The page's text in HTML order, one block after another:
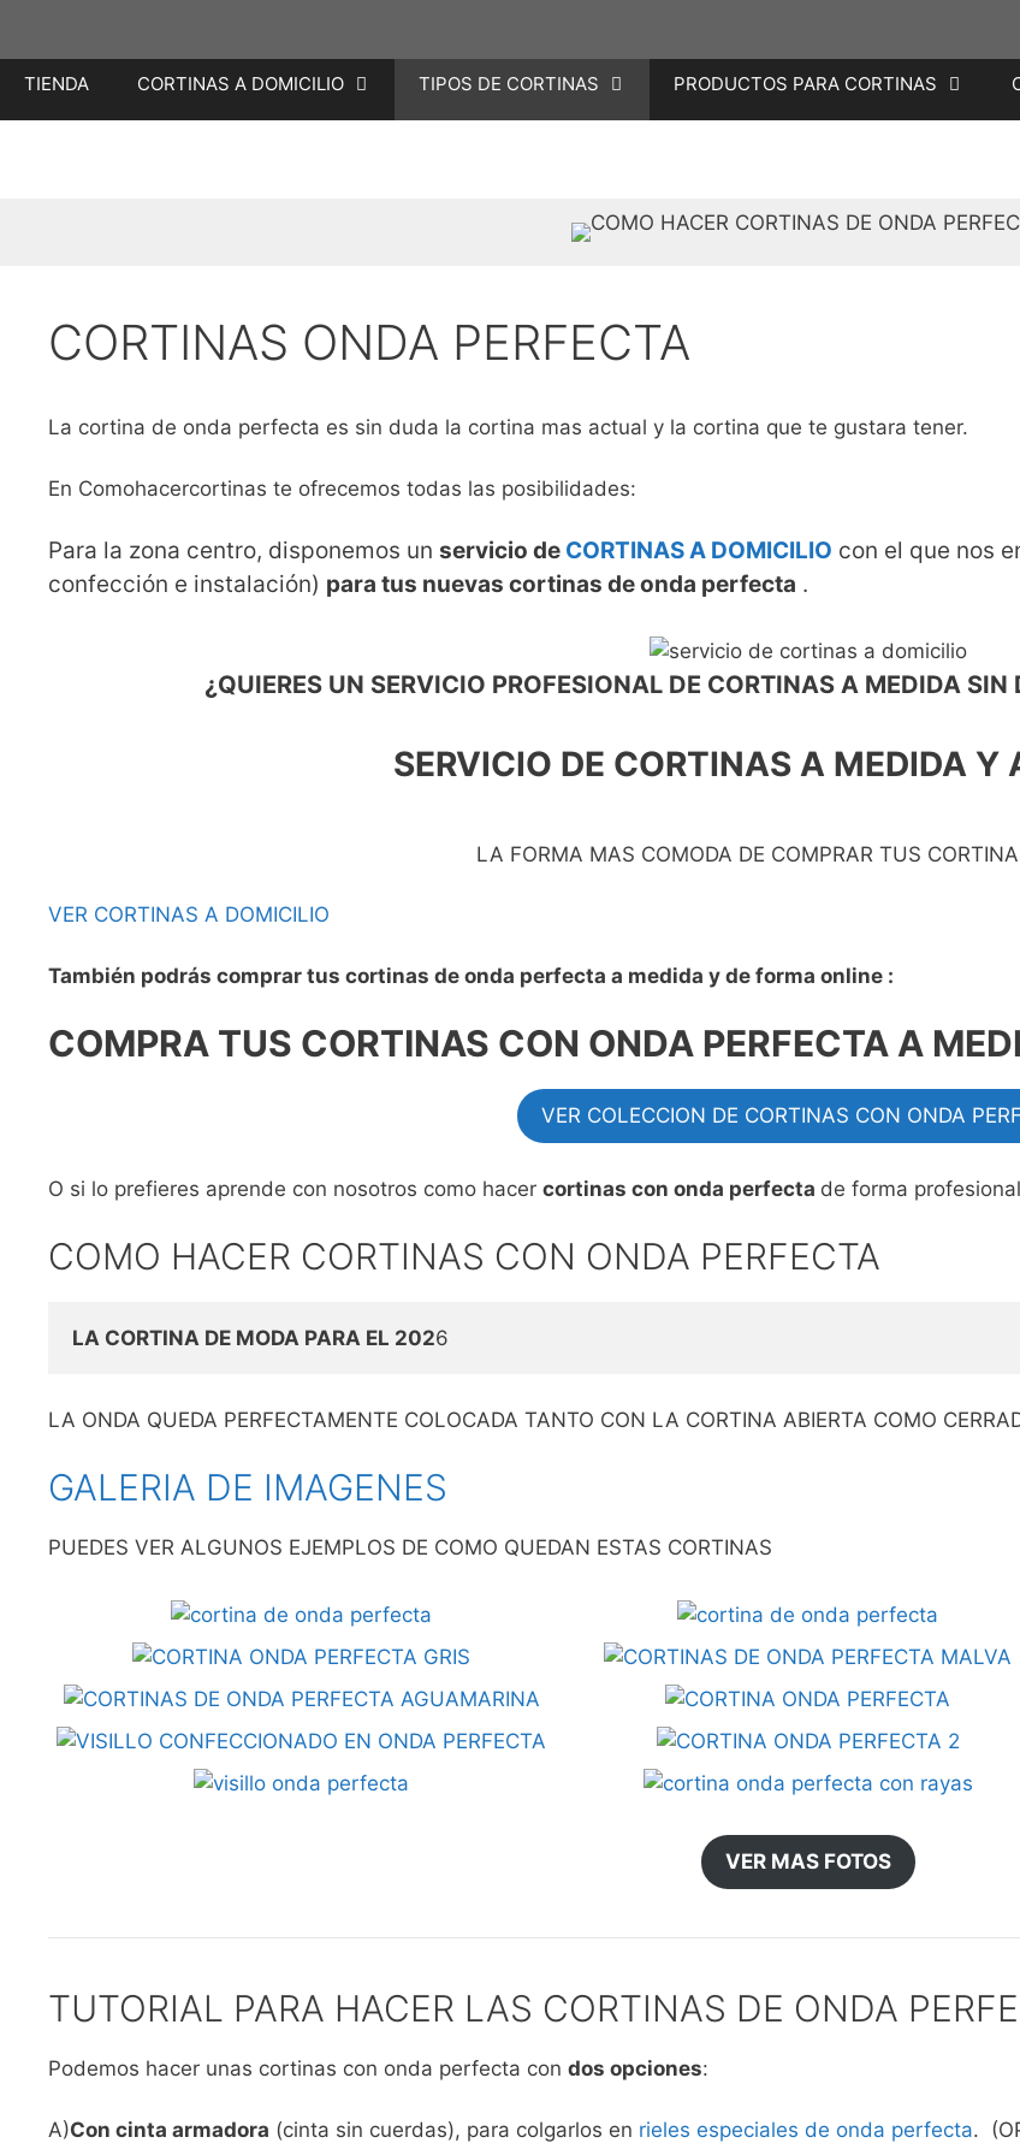
Saltar
contenido
TIENDA CORTINAS A DOMICILIO TIPOS DE CORTINAS PRODUCTOS PARA CORTINAS
CORTINAS ONDA PERFECTA
La cortina de onda perfecta es sin duda la cortina mas actual y la cortina que te gustara tener.
En Comohacercortinas te ofrecemos todas las posibilidades:
Para la zona centro, disponemos un servicio de CORTINAS A DOMICILIO con el que nos
confección e instalación) para tus nuevas cortinas de onda perfecta .
¿QUIERES UN SERVICIO PROFESIONAL DE CORTINAS A MEDIDA
SERVICIO DE CORTINAS A MEDIDA Y
LA FORMA MAS COMODA DE COMPRAR TUS
VER CORTINAS A DOMICILIO
También podrás comprar tus cortinas de onda perfecta a medida y de forma online :
COMPRA TUS CORTINAS CON ONDA PERFECTA A
VER COLECCION DE CORTINAS CON ONDA
O si lo prefieres aprende con nosotros como hacer cortinas con onda perfecta de forma
COMO HACER CORTINAS CON ONDA PERFECTA
LA CORTINA DE MODA PARA EL 2026
LA ONDA QUEDA PERFECTAMENTE COLOCADA TANTO CON LA CORTINA ABIERTA COMO
GALERIA DE IMAGENES
PUEDES VER ALGUNOS EJEMPLOS DE COMO QUEDAN ESTAS CORTINAS
VER MAS FOTOS
TUTORIAL PARA HACER LAS CORTINAS DE ONDA
Podemos hacer unas cortinas con onda perfecta con dos opciones:
A)Con cinta armadora (cinta sin cuerdas), para colgarlos en rieles especiales de onda perfecta.